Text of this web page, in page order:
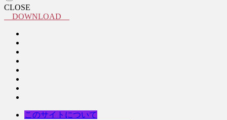
CLOSE
DOWNLOAD
このサイトについて